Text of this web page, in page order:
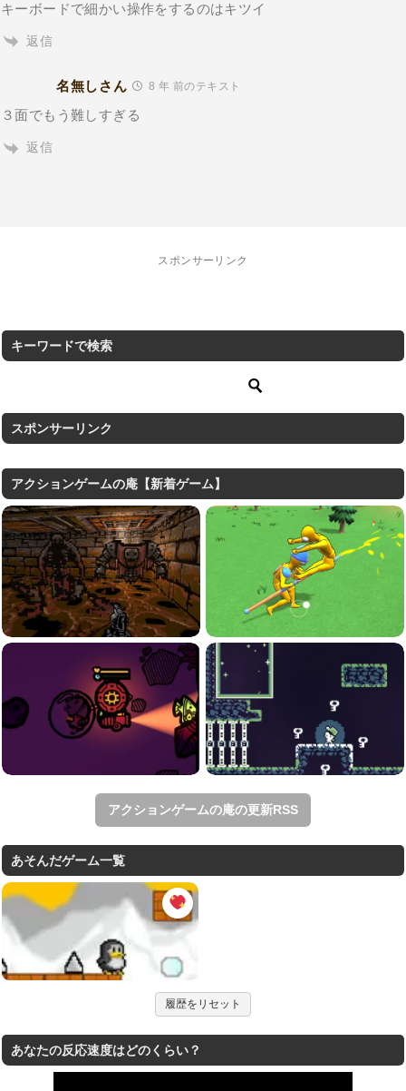
キーボードで細かい操作をするのはキツイ
返信
名無しさん 8 年 前のテキスト
３面でもう難しすぎる
返信
スポンサーリンク
キーワードで検索
スポンサーリンク
アクションゲームの庵【新着ゲーム】
アクションゲームの庵の更新RSS
あそんだゲーム一覧
履歴をリセット
あなたの反応速度はどのくらい？